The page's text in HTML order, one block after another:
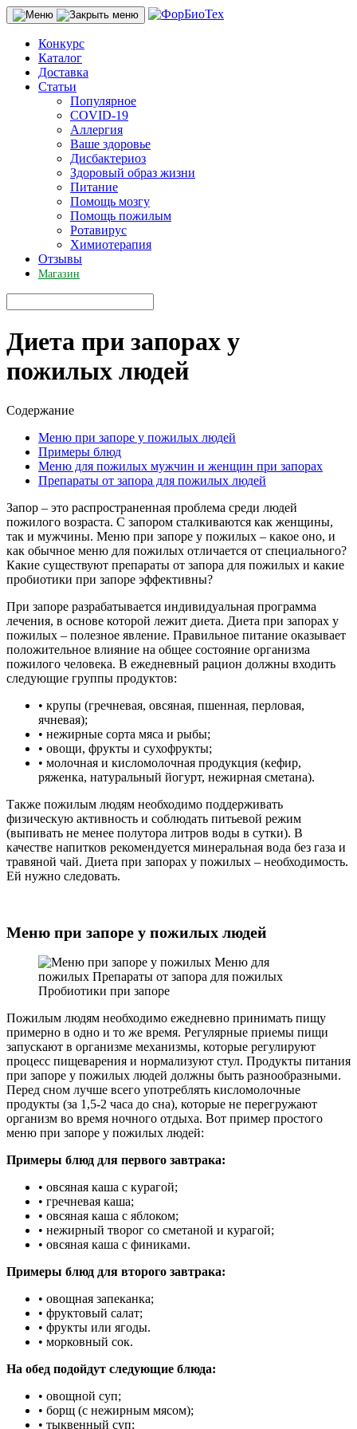
Конкурс
Каталог
Доставка
Статьи
Популярное
COVID-19
Аллергия
Ваше здоровье
Дисбактериоз
Здоровый образ жизни
Питание
Помощь мозгу
Помощь пожилым
Ротавирус
Химиотерапия
Отзывы
Магазин
Диета при запорах у
пожилых людей
Содержание
Меню при запоре у пожилых людей
Примеры блюд
Меню для пожилых мужчин и женщин при запорах
Препараты от запора для пожилых людей
Запор – это распространенная проблема среди людей
пожилого возраста. С запором сталкиваются как женщины,
так и мужчины. Меню при запоре у пожилых – какое оно, и
как обычное меню для пожилых отличается от специального?
Какие существуют препараты от запора для пожилых и какие
пробиотики при запоре эффективны?
При запоре разрабатывается индивидуальная программа
лечения, в основе которой лежит диета. Диета при запорах у
пожилых – полезное явление. Правильное питание оказывает
положительное влияние на общее состояние организма
пожилого человека. В ежедневный рацион должны входить
следующие группы продуктов:
• крупы (гречневая, овсяная, пшенная, перловая,
ячневая);
• нежирные сорта мяса и рыбы;
• овощи, фрукты и сухофрукты;
• молочная и кисломолочная продукция (кефир,
ряженка, натуральный йогурт, нежирная сметана).
Также пожилым людям необходимо поддерживать
физическую активность и соблюдать питьевой режим
(выпивать не менее полутора литров воды в сутки). В
качестве напитков рекомендуется минеральная вода без газа и
травяной чай. Диета при запорах у пожилых – необходимость.
Ей нужно следовать.
Меню при запоре у пожилых людей
Пожилым людям необходимо ежедневно принимать пищу
примерно в одно и то же время. Регулярные приемы пищи
запускают в организме механизмы, которые регулируют
процесс пищеварения и нормализуют стул. Продукты питания
при запоре у пожилых людей должны быть разнообразными.
Перед сном лучше всего употреблять кисломолочные
продукты (за 1,5-2 часа до сна), которые не перегружают
организм во время ночного отдыха. Вот пример простого
меню при запоре у пожилых людей:
Примеры блюд для первого завтрака:
• овсяная каша с курагой;
• гречневая каша;
• овсяная каша с яблоком;
• нежирный творог со сметаной и курагой;
• овсяная каша с финиками.
Примеры блюд для второго завтрака:
• овощная запеканка;
• фруктовый салат;
• фрукты или ягоды.
• морковный сок.
На обед подойдут следующие блюда:
• овощной суп;
• борщ (с нежирным мясом);
• тыквенный суп;